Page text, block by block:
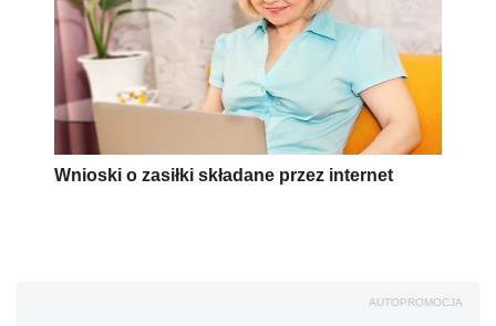
Wnioski o zasiłki składane przez internet
AUTOPROMOCJA